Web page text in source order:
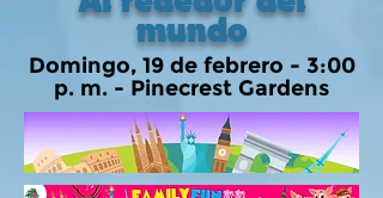
mundo
Domingo, 19 de febrero - 3:00
p. m. - Pinecrest Gardens